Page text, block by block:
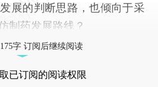
展的判断思路，也倾向于采
制药发展路线？
字 订阅后继续阅读
已订阅的阅读权限